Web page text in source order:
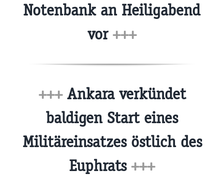
Notenbank an Heiligabend
vor+++
+++ Ankara verkündet
baldigen Start eines
Militäreinsatzes östlich des
Euphrats +++